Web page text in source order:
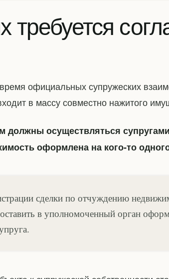
требуется
официальных супружеских
в массу совместно нажитого
должны осуществляться супругами
оформлена на кого-то
сделки по отчуждению
в уполномоченный орган